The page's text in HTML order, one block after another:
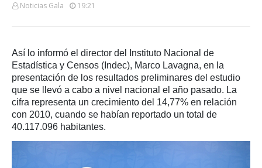
Noticias Gala 19:21
Así lo informó el director del Instituto Nacional de
Estadística y Censos (Indec), Marco Lavagna, en la
presentación de los resultados preliminares del estudio
que se llevó a cabo a nivel nacional el año pasado. La
cifra representa un crecimiento del 14,77% en relación
con 2010, cuando se habían reportado un total de
40.117.096 habitantes.